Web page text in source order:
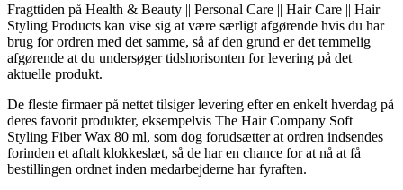
Fragttiden på Health & Beauty || Personal Care || Hair Care || Hair
Styling Products kan vise sig at være særligt afgørende hvis du har
brug for ordren med det samme, så af den grund er det temmelig
afgørende at du undersøger tidshorisonten for levering på det
aktuelle produkt.
De fleste firmaer på nettet tilsiger levering efter en enkelt hverdag på
deres favorit produkter, eksempelvis The Hair Company Soft
Styling Fiber Wax 80 ml, som dog forudsætter at ordren indsendes
forinden et aftalt klokkeslæt, så de har en chance for at nå at få
bestillingen ordnet inden medarbejderne har fyraften.